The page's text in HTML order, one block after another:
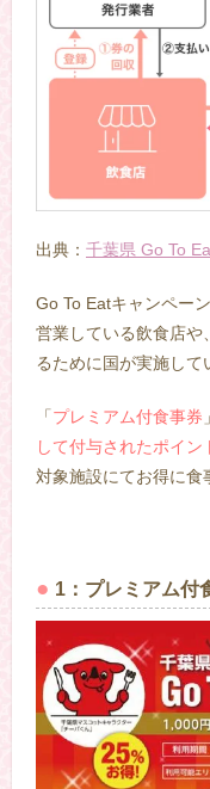
出典： 千葉県 Go To
Go To Eatキャンペー
営業している飲食店や
るために国が実施して
「プレミアム付食事券
して付与されたポイン
対象施設にてお得に食
1：プレミアム付